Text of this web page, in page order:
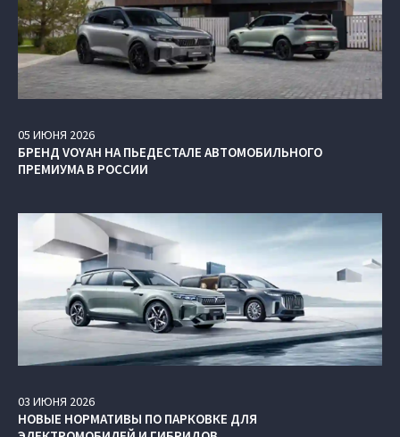
05 ИЮНЯ 2026
БРЕНД VOYAH НА ПЬЕДЕСТАЛЕ АВТОМОБИЛЬНОГО
ПРЕМИУМА В РОССИИ
03 ИЮНЯ 2026
НОВЫЕ НОРМАТИВЫ ПО ПАРКОВКЕ ДЛЯ